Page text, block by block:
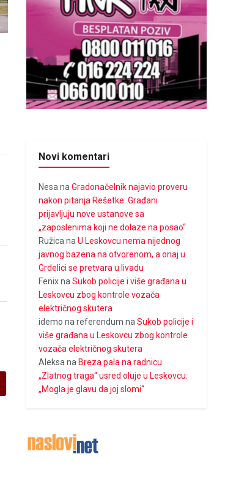
Novi komentari
Nesa naGradonačelnik najavio proveru
nakon pitanja Rešetke: Građani
prijavljuju nove ustanove sa
„zaposlenima koji ne dolaze na posao“
Ružica naU Leskovcu nema nijednog
javnog bazena na otvorenom, a onaj u
Grdelici se pretvara u livadu
FenixnaSukob policije i više građana u
Leskovcu zbog kontrole vozača
električnog skutera
idemo na referendum naSukob policije i
više građana u Leskovcu zbog kontrole
vozača električnog skutera
Aleksa na Breza pala na radnicu
„Zlatnog traga“ usred oluje u Leskovcu:
„Mogla je glavu da joj slomi“